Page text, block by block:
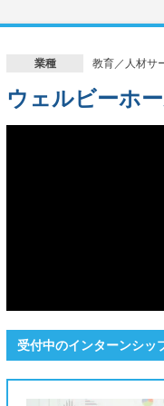
業種 教育／人材サ
ウェルビーホ
受付中のインターンシッ